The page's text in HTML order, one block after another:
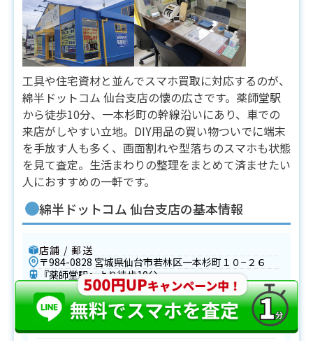
工具や住宅資材と並んでスマホ買取に対応するのが、
綿半ドットコム 仙台支店の懐の広さです。薬師堂駅
から徒歩10分、一本杉町の幹線沿いにあり、車での
来店がしやすい立地。DIY用品の買い物ついでに端末
を手放す人も多く、画面割れや型落ちのスマホも状態
を見て査定。生活まわりの整理をまとめて済ませたい
人におすすめの一軒です。
綿半ドットコム 仙台支店の基本情報
店舗 / 郵送
〒984-0828 宮城県仙台市若林区一本杉町１０−２６
『薬師堂駅』より徒歩10分
古物商許可番号：
東京都公安委員会 第306609804230号
営業時間
日